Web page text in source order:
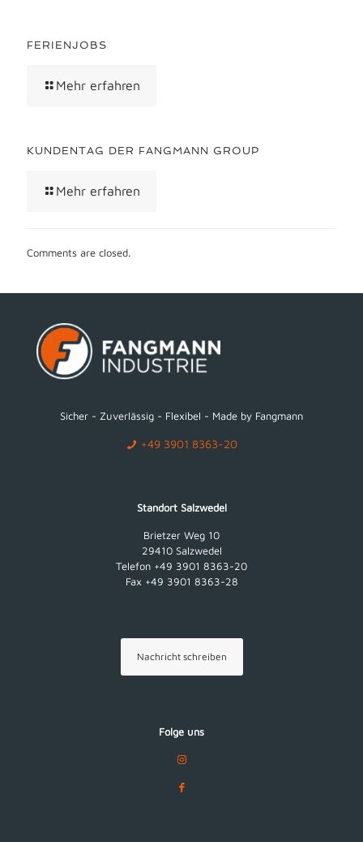
FERIENJOBS
Mehr erfahren
KUNDENTAG DER FANGMANN GROUP
Mehr erfahren
Comments are closed.
Sicher - Zuverlässig - Flexibel - Made by Fangmann
+49 3901 8363-20
Standort Salzwedel
Brietzer Weg 10
29410 Salzwedel
Telefon +49 3901 8363-20
Fax +49 3901 8363-28
Nachricht schreiben
Folge uns